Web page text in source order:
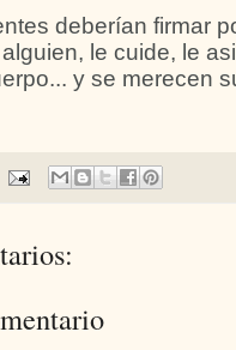
deberían firmar
le cuide, le
y se merecen